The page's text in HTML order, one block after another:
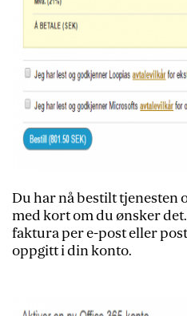
Du har nå bestilt tjenesten
med kort om du ønsker
faktura per e-post eller
oppgitt i din konto.